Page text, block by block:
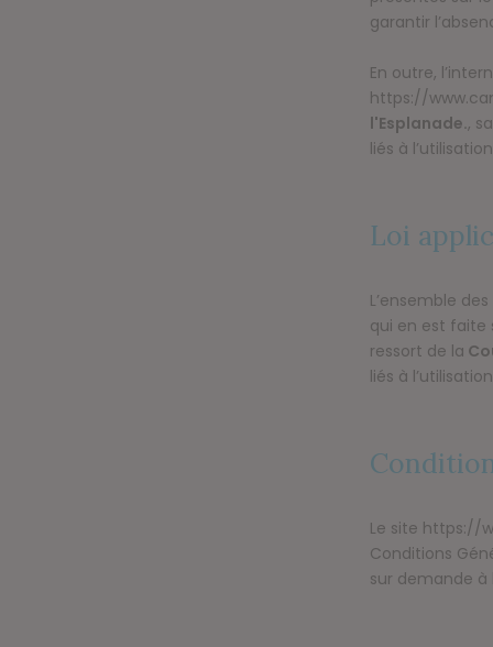
garantir
En outre,
https://
l'Esplanade.,
liés à
Loi
L’ensemble
qui en est faite
ressort de la
liés à
Le site https://
Conditions
sur demande à